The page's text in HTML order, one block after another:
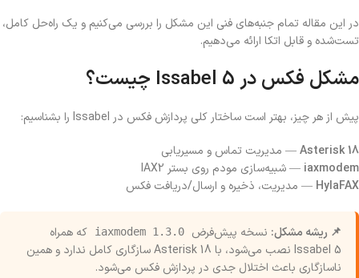
در این مقاله تمام جنبه‌های فنی این مشکل را بررسی می‌کنیم و یک راه‌حل کامل،
تست‌شده و قابل اتکا ارائه می‌دهیم.
مشکل فکس در Issabel 5 چیست؟
پیش از هر چیز، بهتر است ساختار کلی پردازش فکس در Issabel را بشناسیم:
Asterisk 18— مدیریت تماس و مسیریابی
iaxmodem — شبیه‌سازی مودم روی بستر IAX2
HylaFAX — مدیریت، ذخیره و ارسال/دریافت فکس
📌 ریشه مشکل: نسخه پیش‌فرض iaxmodem 1.3.0
که همراه
Issabel 5 نصب می‌شود، با Asterisk 18 سازگاری کامل ندارد و همین
ناسازگاری باعث اختلال جدی در پردازش فکس می‌شود.